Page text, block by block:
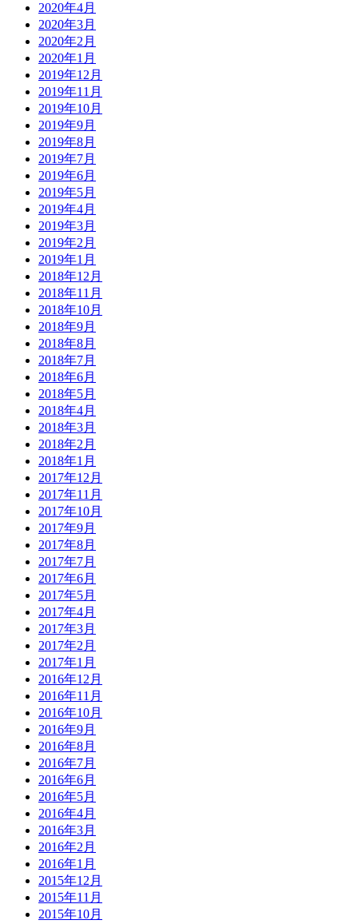
2020年4月
2020年3月
2020年2月
2020年1月
2019年12月
2019年11月
2019年10月
2019年9月
2019年8月
2019年7月
2019年6月
2019年5月
2019年4月
2019年3月
2019年2月
2019年1月
2018年12月
2018年11月
2018年10月
2018年9月
2018年8月
2018年7月
2018年6月
2018年5月
2018年4月
2018年3月
2018年2月
2018年1月
2017年12月
2017年11月
2017年10月
2017年9月
2017年8月
2017年7月
2017年6月
2017年5月
2017年4月
2017年3月
2017年2月
2017年1月
2016年12月
2016年11月
2016年10月
2016年9月
2016年8月
2016年7月
2016年6月
2016年5月
2016年4月
2016年3月
2016年2月
2016年1月
2015年12月
2015年11月
2015年10月